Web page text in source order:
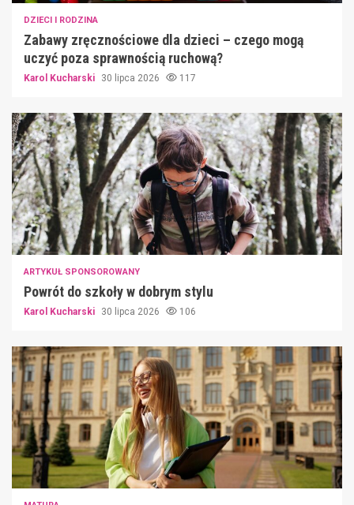
DZIECI I RODZINA
Zabawy zręcznościowe dla dzieci – czego mogą
uczyć poza sprawnością ruchową?
Karol Kucharski 30 lipca 2026 117
ARTYKUŁ SPONSOROWANY
Powrót do szkoły w dobrym stylu
Karol Kucharski 30 lipca 2026 106